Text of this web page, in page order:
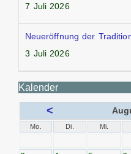
7 Juli 2026
Neueröffnung der
3 Juli 2026
Kalender
<
Mo. Di. Mi.